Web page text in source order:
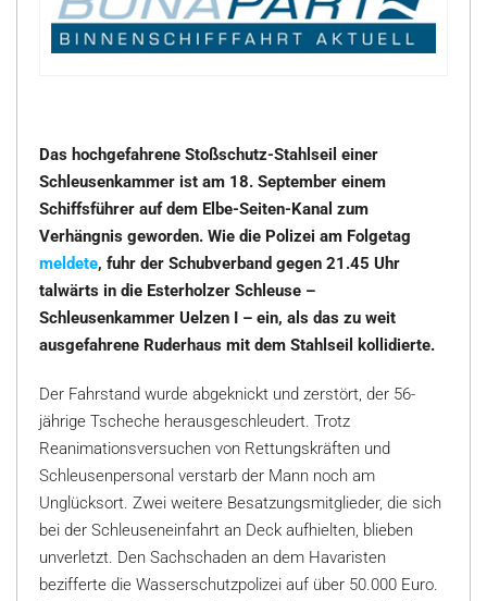
Das hochgefahrene Stoßschutz-Stahlseil einer
Schleusenkammer ist am 18. September einem
Schiffsführer auf dem Elbe-Seiten-Kanal zum
Verhängnis geworden. Wie die Polizei am Folgetag
meldete, fuhr der Schubverband gegen 21.45 Uhr
talwärts in die Esterholzer Schleuse –
Schleusenkammer Uelzen I – ein, als das zu weit
ausgefahrene Ruderhaus mit dem Stahlseil kollidierte.
Der Fahrstand wurde abgeknickt und zerstört, der 56-
jährige Tscheche herausgeschleudert. Trotz
Reanimationsversuchen von Rettungskräften und
Schleusenpersonal verstarb der Mann noch am
Unglücksort. Zwei weitere Besatzungsmitglieder, die sich
bei der Schleuseneinfahrt an Deck aufhielten, blieben
unverletzt. Den Sachschaden an dem Havaristen
bezifferte die Wasserschutzpolizei auf über 50.000 Euro.